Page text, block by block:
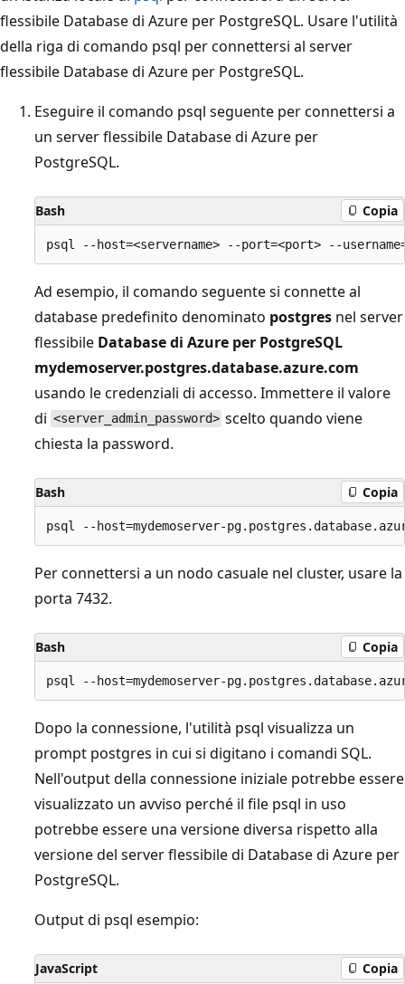
flessibile Database di Azure per PostgreSQL. Usare l'utilità
della riga di comando psql per connettersi al server
flessibile Database di Azure per PostgreSQL.
Eseguire il comando psql seguente per connettersi a
un server flessibile Database di Azure per
PostgreSQL.
Bash Copia
Ad esempio, il comando seguente si connette al
database predefinito denominato postgres nel server
flessibile Database di Azure per PostgreSQL
mydemoserver.postgres.database.azure.com
usando le credenziali di accesso. Immettere il valore
di <server_admin_password> scelto quando viene
chiesta la password.
Bash Copia
Per connettersi a un nodo casuale nel cluster, usare la
porta 7432.
Bash Copia
Dopo la connessione, l'utilità psql visualizza un
prompt postgres in cui si digitano i comandi SQL.
Nell'output della connessione iniziale potrebbe essere
visualizzato un avviso perché il file psql in uso
potrebbe essere una versione diversa rispetto alla
versione del server flessibile di Database di Azure per
PostgreSQL.
Output di psql esempio:
JavaScript Copia